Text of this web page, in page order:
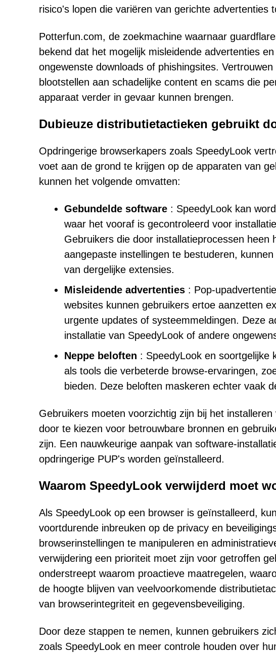
risico's lopen die variëren van gerichte advertenties
Potterfun.com, de zoekmachine waarnaar
bekend dat het mogelijk misleidende advertenties
ongewenste downloads of phishingsites.
blootstellen aan schadelijke content en scams die
apparaat verder in gevaar kunnen brengen.
Dubieuze distributietactieken gebruikt
Opdringerige browserkapers zoals SpeedyLook
voet aan de grond te krijgen op de apparaten van
kunnen het volgende omvatten:
Gebundelde software : SpeedyLook kan
waar het vooraf is gecontroleerd voor
Gebruikers die door installatieprocessen heen
aangepaste instellingen te bestuderen,
van dergelijke extensies.
Misleidende advertenties : Pop-
websites kunnen gebruikers ertoe aanzetten
urgente updates of systeemmeldingen. Deze
installatie van SpeedyLook of andere
Neppe beloften : SpeedyLook en soortgelijke
als tools die verbeterde browse-ervaringen,
bieden. Deze beloften maskeren echter vaak
Gebruikers moeten voorzichtig zijn bij het
door te kiezen voor betrouwbare bronnen en
zijn. Een nauwkeurige aanpak van software-
opdringerige PUP's worden geïnstalleerd.
Waarom SpeedyLook verwijderd moet
Als SpeedyLook op een browser is geïnstalleerd,
voortdurende inbreuken op de privacy en
browserinstellingen te manipuleren en
verwijdering een prioriteit moet zijn voor getroffen
onderstreept waarom proactieve maatregelen,
de hoogte blijven van veelvoorkomende
van browserintegriteit en gegevensbeveiliging.
Door deze stappen te nemen, kunnen gebruikers
zoals SpeedyLook en meer controle houden over